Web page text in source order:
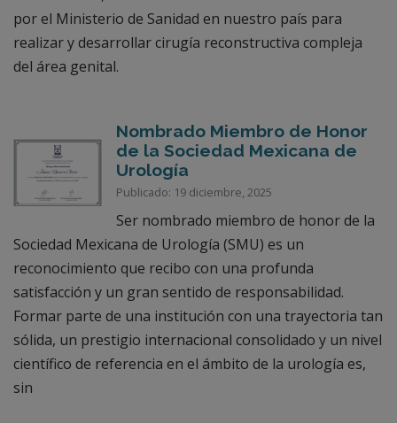
por el Ministerio de Sanidad en nuestro país para
realizar y desarrollar cirugía reconstructiva compleja
del área genital.
Nombrado Miembro de Honor
de la Sociedad Mexicana de
Urología
Publicado: 19 diciembre, 2025
Ser nombrado miembro de honor de la
Sociedad Mexicana de Urología (SMU) es un
reconocimiento que recibo con una profunda
satisfacción y un gran sentido de responsabilidad.
Formar parte de una institución con una trayectoria tan
sólida, un prestigio internacional consolidado y un nivel
científico de referencia en el ámbito de la urología es,
sin